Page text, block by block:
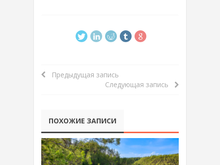
Предыдущая запись
Следующая запись
ПОХОЖИЕ ЗАПИСИ